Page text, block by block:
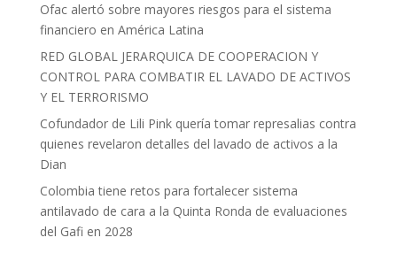
Ofac alertó sobre mayores riesgos para el sistema
financiero en América Latina
RED GLOBAL JERARQUICA DE COOPERACION Y
CONTROL PARA COMBATIR EL LAVADO DE ACTIVOS
Y EL TERRORISMO
Cofundador de Lili Pink quería tomar represalias contra
quienes revelaron detalles del lavado de activos a la
Dian
Colombia tiene retos para fortalecer sistema
antilavado de cara a la Quinta Ronda de evaluaciones
del Gafi en 2028